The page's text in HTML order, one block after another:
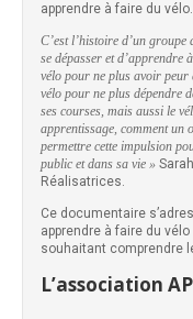
apprendre à faire du vélo.
C’est l’histoire d’un
se dépasser et d’apprendre
vélo pour ne plus avoir
vélo pour ne plus dépendre
ses courses, mais aussi le
apprentissage, comment un
permettre cette impulsion
public et dans sa vie »
Réalisatrices.
Ce documentaire
apprendre à faire du
souhaitant comprendre
L’association